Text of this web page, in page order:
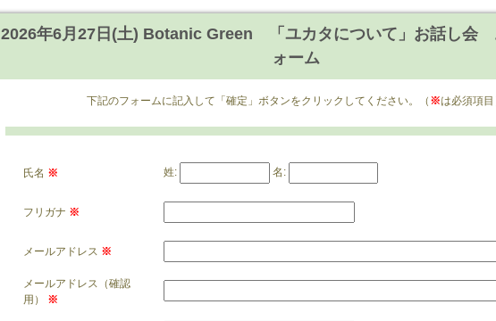
2026年6月27日(土) Botanic Green 「ユカタについて」お話し会
ォーム
下記のフォームに記入して「確定」ボタンをクリックしてください。（ ※は必須項
氏名 ※ 姓: 名:
フリガナ ※
メールアドレス ※
メールアドレス（確認
用） ※